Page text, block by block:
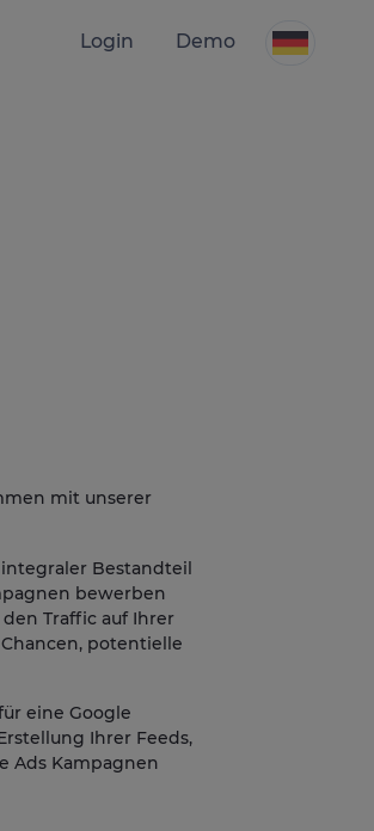
Login Demo
mit unserer
Bestandteil
bewerben
Traffic auf Ihrer
potentielle
eine Google
Ihrer Feeds,
Ads Kampagnen